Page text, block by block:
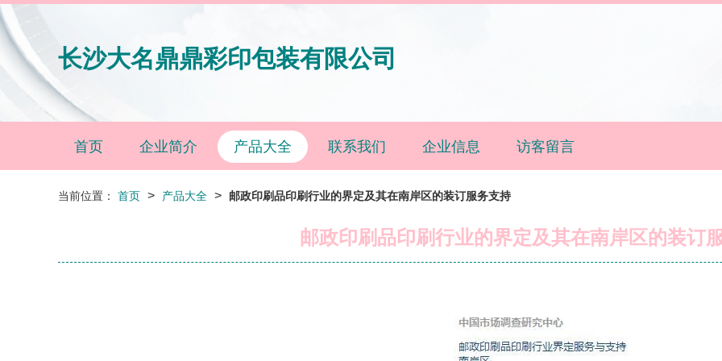
长沙大名鼎鼎彩印包装有限公司
首页 企业简介 产品大全 联系我们 企业信息 访客留言
当前位置： 首页 > 产品大全 > 邮政印刷品印刷行业的界定及其在南岸区的装订服务支持
邮政印刷品印刷行业的界定及其在南岸区的装订